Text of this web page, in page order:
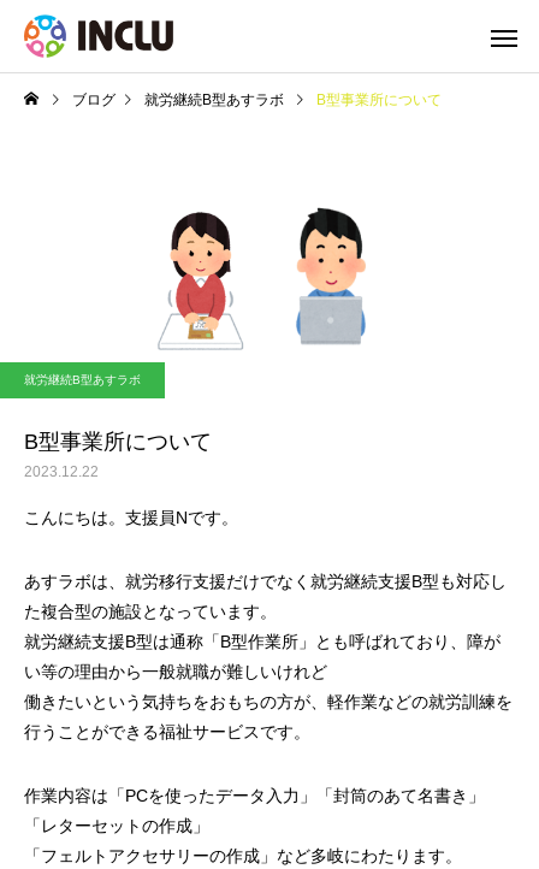
ブログ 就労継続B型あすラボ B型事業所について
就労継続B型あすラボ
B型事業所について
2023.12.22
こんにちは。支援員Nです。
あすラボは、就労移行支援だけでなく就労継続支援B型も対応し
た複合型の施設となっています。
就労継続支援B型は通称「B型作業所」とも呼ばれており、障が
い等の理由から一般就職が難しいけれど
働きたいという気持ちをおもちの方が、軽作業などの就労訓練を
行うことができる福祉サービスです。
作業内容は「PCを使ったデータ入力」「封筒のあて名書き」
「レターセットの作成」
「フェルトアクセサリーの作成」など多岐にわたります。